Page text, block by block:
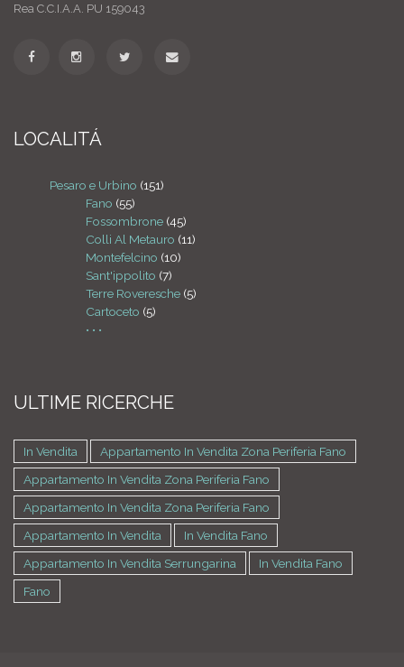
Rea C.C.I.A.A. PU 159043
LOCALITÁ
Pesaro e Urbino (151)
Fano (55)
Fossombrone (45)
Colli Al Metauro (11)
Montefelcino (10)
Sant'ippolito (7)
Terre Roveresche (5)
Cartoceto (5)
• • •
ULTIME RICERCHE
In Vendita
Appartamento In Vendita Zona Periferia Fano
Appartamento In Vendita Zona Periferia Fano
Appartamento In Vendita Zona Periferia Fano
Appartamento In Vendita
In Vendita Fano
Appartamento In Vendita Serrungarina
In Vendita Fano
Fano